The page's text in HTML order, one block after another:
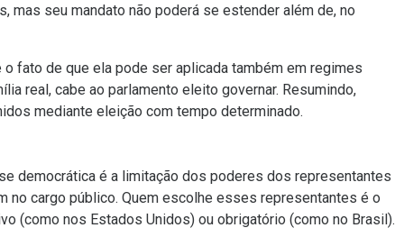
mas seu mandato não poderá se estender além de, no
fato de que ela pode ser aplicada também em regimes
real, cabe ao parlamento eleito governar. Resumindo,
mediante eleição com tempo determinado.
democrática é a limitação dos poderes dos representantes
no cargo público. Quem escolhe esses representantes é o
(como nos Estados Unidos) ou obrigatório (como no Brasil).